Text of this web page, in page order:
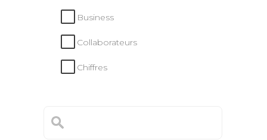
Business
Collaborateurs
Chiffres